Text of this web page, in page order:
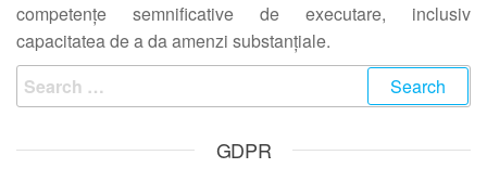
competențe semnificative de executare, inclusiv
capacitatea de a da amenzi substanțiale.
Search
for:
GDPR